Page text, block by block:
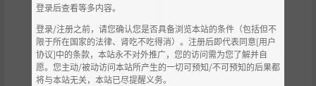
登录后查看等多内容。
登录/注册之前，请您确认您是否具备浏览本站的条件（包括但不
限于所在国家的法律、肾吃不吃得消）。注册后即代表同意[用户
协议]中的条款，本站永不对外推广，您的访问需为您了解并自
愿。您主动/被动访问本站所产生的一切可预知/不可预知的后果都
将与本站无关，本站已尽提醒义务。